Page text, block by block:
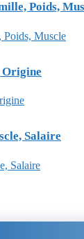
Poids,
Origine
Salaire